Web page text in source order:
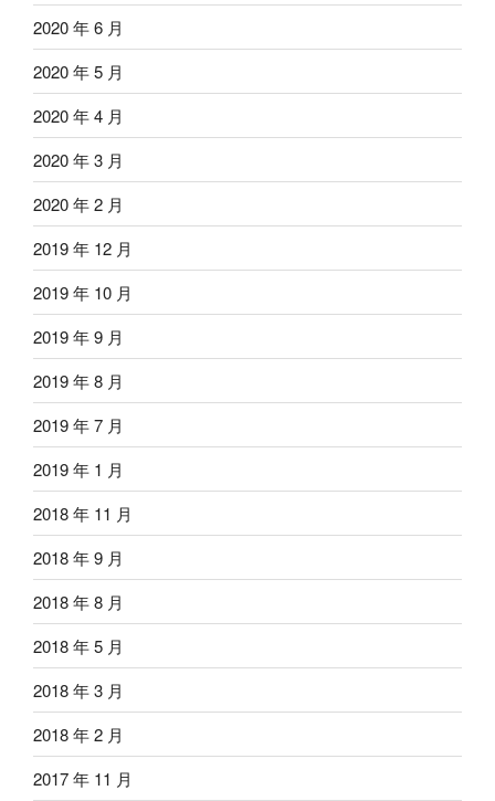
2020 年 6 月
2020 年 5 月
2020 年 4 月
2020 年 3 月
2020 年 2 月
2019 年 12 月
2019 年 10 月
2019 年 9 月
2019 年 8 月
2019 年 7 月
2019 年 1 月
2018 年 11 月
2018 年 9 月
2018 年 8 月
2018 年 5 月
2018 年 3 月
2018 年 2 月
2017 年 11 月